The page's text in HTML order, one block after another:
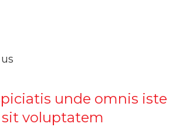
unde omnis iste
voluptatem